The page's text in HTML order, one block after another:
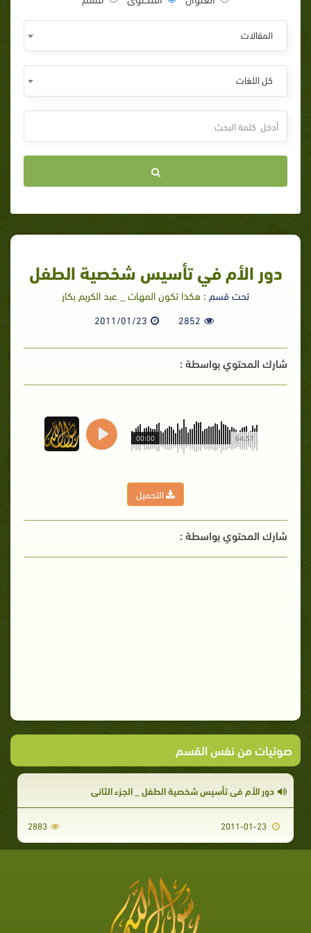
المقالات
كل اللغات
دور الأم في تأسيس شخصية الطفل
تحت قسم : هكذا تكون المهات _ عبد الكريم بكار
2852
2011/01/23
شارك المحتوي بواسطة :
64:57
00:00
التحميل
شارك المحتوي بواسطة :
صوتيات من نفس القسم
دور الأم في تأسيس شخصية الطفل _ الجزء الثاني
2883